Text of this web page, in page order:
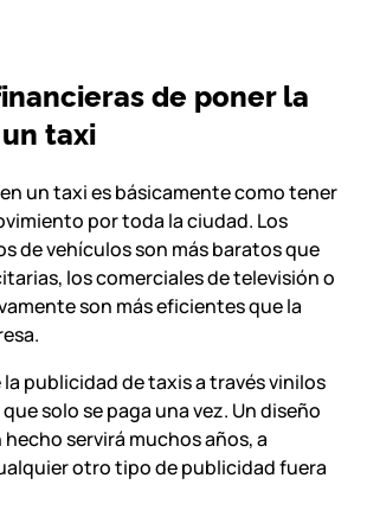
de poner la
taxi
un taxi es básicamente como tener
por toda la ciudad. Los
de vehículos son más baratos que
los comerciales de televisión o
son más eficientes que la
publicidad de taxis a través vinilos
solo se paga una vez. Un diseño
servirá muchos años, a
otro tipo de publicidad fuera